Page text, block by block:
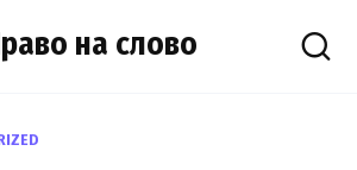
на слово